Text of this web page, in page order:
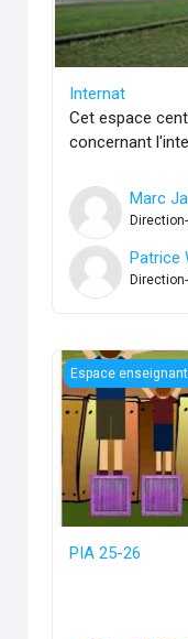
Internat
Cet espace
concernant
Marc
Patrice
PIA 25-26
Espace
PIA 25-26